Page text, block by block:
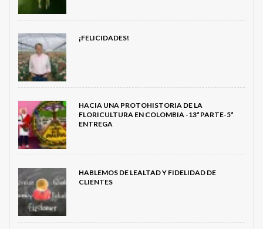
¡FELICIDADES!
HACIA UNA PROTOHISTORIA DE LA
FLORICULTURA EN COLOMBIA -13ª PARTE-5ª
ENTREGA
HABLEMOS DE LEALTAD Y FIDELIDAD DE
CLIENTES